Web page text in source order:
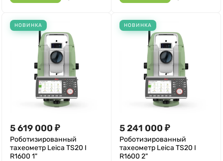
НОВИНКА
5 619 000 ₽
Роботизированный
тахеометр Leica TS20 I
R1600 1"
НОВИНКА
5 241 000 ₽
Роботизированный
тахеометр Leica TS20 I
R1600 2"